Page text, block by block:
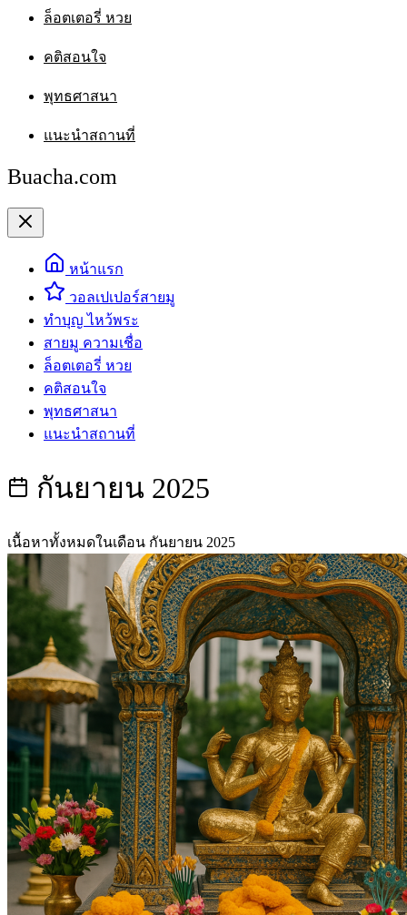
ล็อตเตอรี่ หวย
คติสอนใจ
พุทธศาสนา
แนะนำสถานที่
Buacha.com
หน้าแรก
วอลเปเปอร์สายมู
ทำบุญ ไหว้พระ
สายมู ความเชื่อ
ล็อตเตอรี่ หวย
คติสอนใจ
พุทธศาสนา
แนะนำสถานที่
กันยายน 2025
เนื้อหาทั้งหมดในเดือน กันยายน 2025